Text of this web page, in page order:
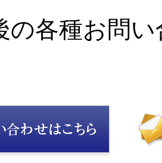
の各種お問